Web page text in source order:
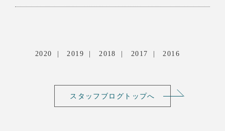
2020 2019 2018 2017 2016
スタッフブログトップへ